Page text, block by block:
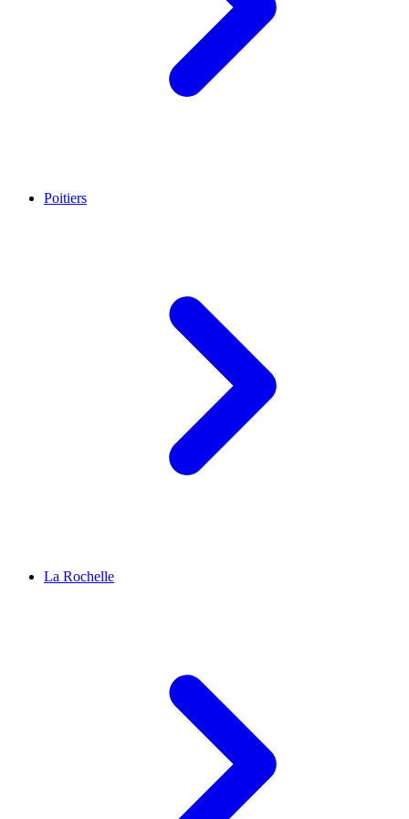
Poitiers
La Rochelle